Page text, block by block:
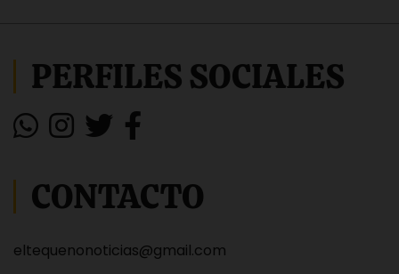
PERFILES SOCIALES
CONTACTO
eltequenonoticias@gmail.com